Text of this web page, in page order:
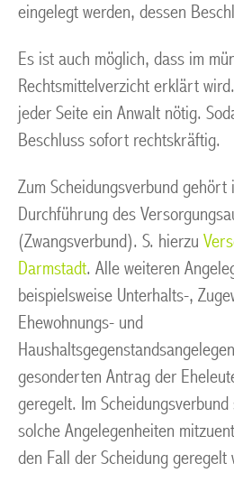
eingelegt werden, dessen
Es ist auch möglich, dass im
Rechtsmittelverzicht erklärt
jeder Seite ein Anwalt nötig.
Beschluss sofort rechtskräftig.
Zum Scheidungsverbund gehört
Durchführung des
(Zwangsverbund). S. hierzu
Darmstadt. Alle weiteren
beispielsweise Unterhalts-,
Ehewohnungs- und
gesonderten Antrag der
geregelt. Im
solche Angelegenheiten
den Fall der Scheidung geregelt